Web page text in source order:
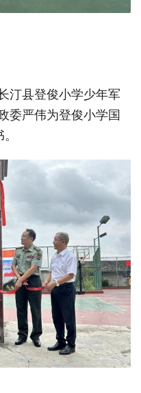
汀县登俊小学少年军
委严伟为登俊小学国